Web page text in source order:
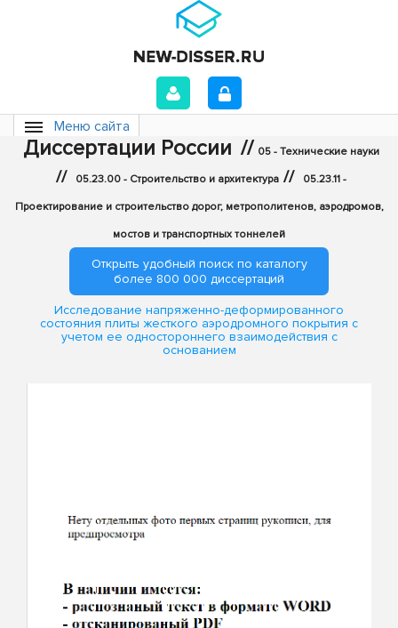
Меню сайта
Диссертации России // 05 - Технические науки
// 05.23.00 - Строительство и архитектура // 05.23.11 -
Проектирование и строительство дорог, метрополитенов, аэродромов,
мостов и транспортных тоннелей
Открыть удобный поиск по каталогу
более 800 000 диссертаций
Исследование напряженно-деформированного
состояния плиты жесткого аэродромного покрытия с
учетом ее одностороннего взаимодействия с
основанием